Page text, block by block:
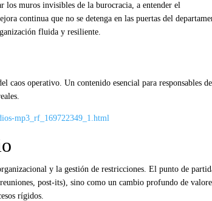
los muros invisibles de la burocracia, a entender el
continua que no se detenga en las puertas del
fluida y resiliente.
caos operativo. Un contenido esencial para responsables de
mp3_rf_169722349_1.html
y la gestión de restricciones. El punto de
post-its), sino como un cambio profundo de
rígidos.